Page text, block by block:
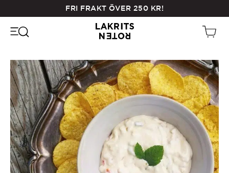
main
FRI FRAKT ÖVER 250 KR!